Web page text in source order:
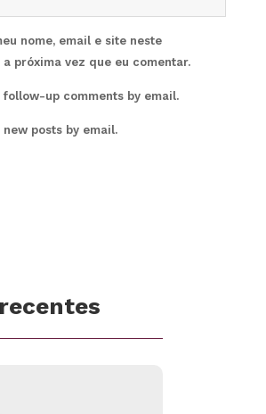
nome, email e site neste
próxima vez que eu comentar.
follow-up comments by email.
posts by email.